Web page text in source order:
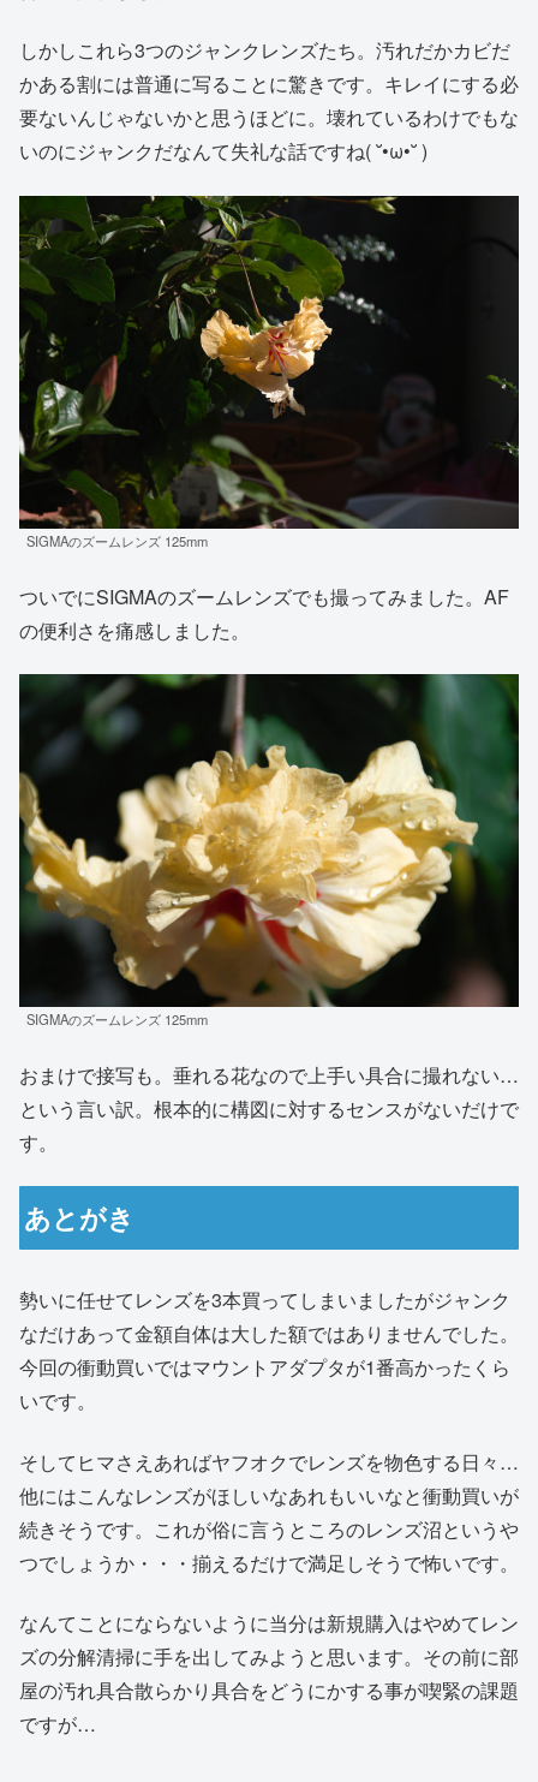
しかしこれら3つのジャンクレンズたち。汚れだかカビだ
かある割には普通に写ることに驚きです。キレイにする必
要ないんじゃないかと思うほどに。壊れているわけでもな
いのにジャンクだなんて失礼な話ですね( ˘•ω•˘ )
SIGMAのズームレンズ 125mm
ついでにSIGMAのズームレンズでも撮ってみました。AF
の便利さを痛感しました。
SIGMAのズームレンズ 125mm
おまけで接写も。垂れる花なので上手い具合に撮れない…
という言い訳。根本的に構図に対するセンスがないだけで
す。
あとがき
勢いに任せてレンズを3本買ってしまいましたがジャンク
なだけあって金額自体は大した額ではありませんでした。
今回の衝動買いではマウントアダプタが1番高かったくら
いです。
そしてヒマさえあればヤフオクでレンズを物色する日々…
他にはこんなレンズがほしいなあれもいいなと衝動買いが
続きそうです。これが俗に言うところのレンズ沼というや
つでしょうか・・・揃えるだけで満足しそうで怖いです。
なんてことにならないように当分は新規購入はやめてレン
ズの分解清掃に手を出してみようと思います。その前に部
屋の汚れ具合散らかり具合をどうにかする事が喫緊の課題
ですが…